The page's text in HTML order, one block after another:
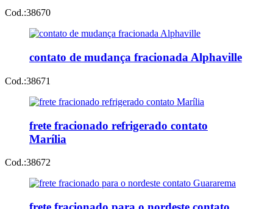
Cod.:38670
contato de mudança fracionada Alphaville
Cod.:38671
frete fracionado refrigerado contato
Marília
Cod.:38672